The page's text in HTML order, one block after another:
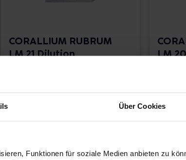
Über Cookies
Funktionen für soziale Medien anbieten zu
CORALLIUM RUBRUM
LM 21 Dilution
LM
10 ml
16,62